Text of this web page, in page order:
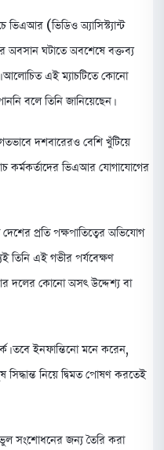
অবসান ঘটাতে অবশেষে বক্তব্য
আলোচিত এই ম্যাচটিতে কোনো
বলে তিনি জানিয়েছেন।
দশবারেরও বেশি খুঁটিয়ে
কর্মকর্তাদের ভিএআর যোগাযোগের
প্রতি পক্ষপাতিত্বের অভিযোগ
তিনি এই গভীর পর্যবেক্ষণ
দলের কোনো অসৎ উদ্দেশ্য বা
তবে ইনফান্তিনো মনে করেন,
নিয়ে দ্বিমত পোষণ করতেই
সংশোধনের জন্য তৈরি করা